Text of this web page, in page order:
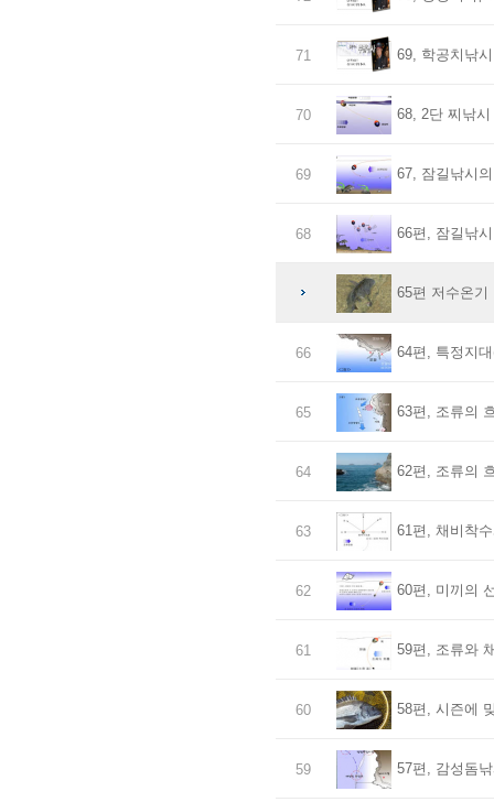
71 69, 학공치낚시
70 68, 2단 찌낚시
69 67, 잠길낚시
68 66편, 잠길낚시
65편 저수온기
66 64편, 특정지
65 63편, 조류의
64 62편, 조류의
63 61편, 채비착
62 60편, 미끼의
61 59편, 조류와
60 58편, 시즌에
59 57편, 감성돔